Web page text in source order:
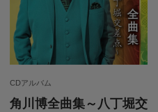
CDアルバム
角川博全曲集～八丁堀交